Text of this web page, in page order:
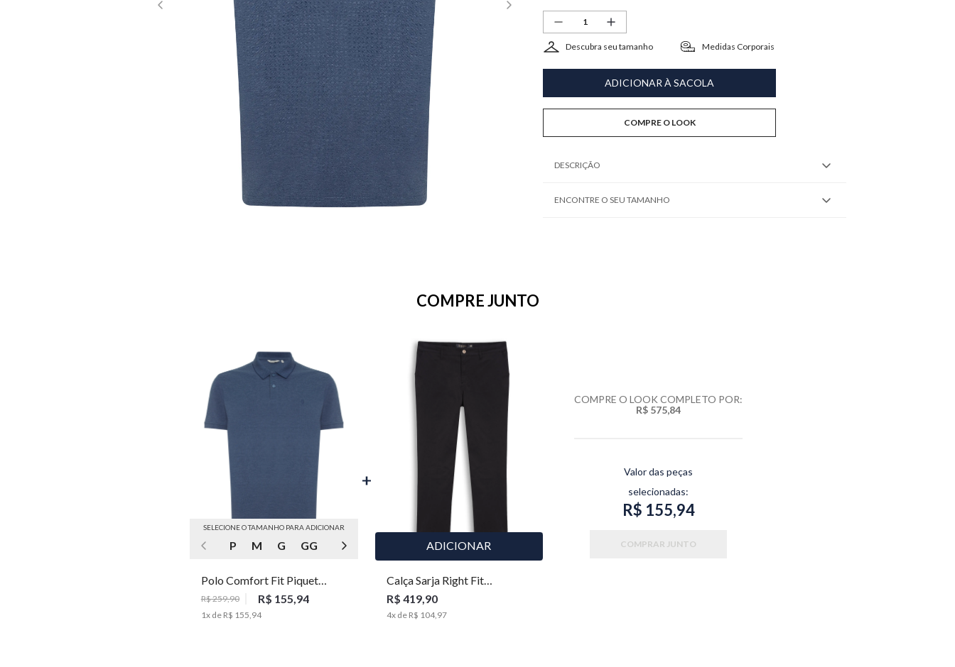
Descubra seu tamanho Medidas Corporais
ADICIONAR À SACOLA
COMPRE O LOOK
DESCRIÇÃO
ENCONTRE O SEU TAMANHO
COMPRE JUNTO
SELECIONE O TAMANHO PARA ADICIONAR
P M G GG XGG
Polo Comfort Fit Piquet
Masculina Individual
R$ 259,90 R$ 155,94
1x de R$ 155,94
ADICIONAR
Calça Sarja Right Fit
Masculina Individual
R$ 419,90
4x de R$ 104,97
COMPRE O LOOK COMPLETO POR:
R$ 575,84
Valor das peças
selecionadas:
R$ 155,94
COMPRAR JUNTO